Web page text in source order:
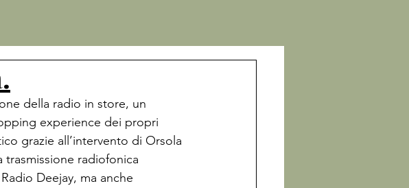
della radio in store, un
experience dei propri
grazie all’intervento di Orsola
radiofonica
Deejay, ma anche